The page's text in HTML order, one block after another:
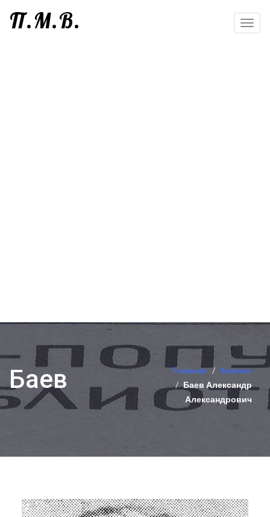
П.М.В.
Баев Главная
Химики
Баев Александр
Александрович